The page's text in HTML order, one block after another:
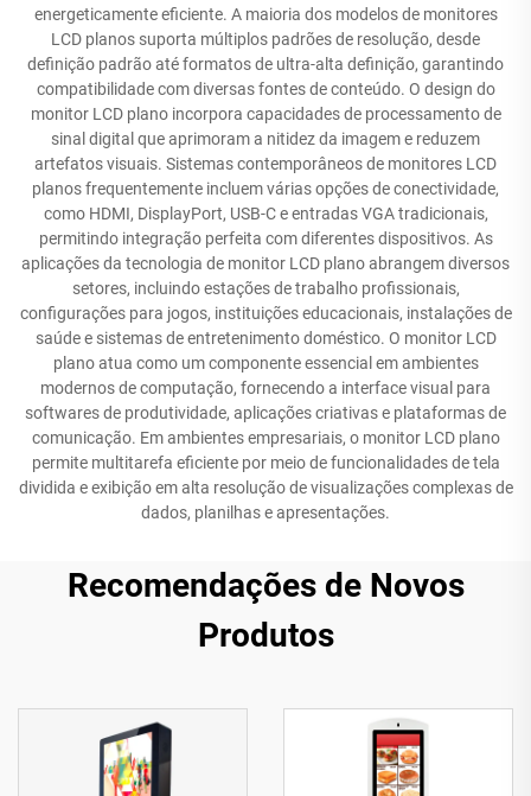
energeticamente eficiente. A maioria dos modelos de monitores
LCD planos suporta múltiplos padrões de resolução, desde
definição padrão até formatos de ultra-alta definição, garantindo
compatibilidade com diversas fontes de conteúdo. O design do
monitor LCD plano incorpora capacidades de processamento de
sinal digital que aprimoram a nitidez da imagem e reduzem
artefatos visuais. Sistemas contemporâneos de monitores LCD
planos frequentemente incluem várias opções de conectividade,
como HDMI, DisplayPort, USB-C e entradas VGA tradicionais,
permitindo integração perfeita com diferentes dispositivos. As
aplicações da tecnologia de monitor LCD plano abrangem diversos
setores, incluindo estações de trabalho profissionais,
configurações para jogos, instituições educacionais, instalações de
saúde e sistemas de entretenimento doméstico. O monitor LCD
plano atua como um componente essencial em ambientes
modernos de computação, fornecendo a interface visual para
softwares de produtividade, aplicações criativas e plataformas de
comunicação. Em ambientes empresariais, o monitor LCD plano
permite multitarefa eficiente por meio de funcionalidades de tela
dividida e exibição em alta resolução de visualizações complexas de
dados, planilhas e apresentações.
Recomendações de Novos
Produtos